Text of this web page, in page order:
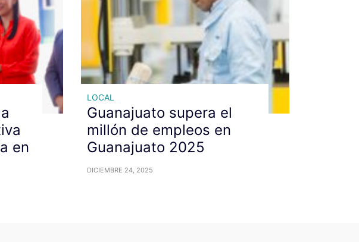
en
LOCAL
Guanajuato supera el
millón de empleos en
Guanajuato 2025
DICIEMBRE 24, 2025